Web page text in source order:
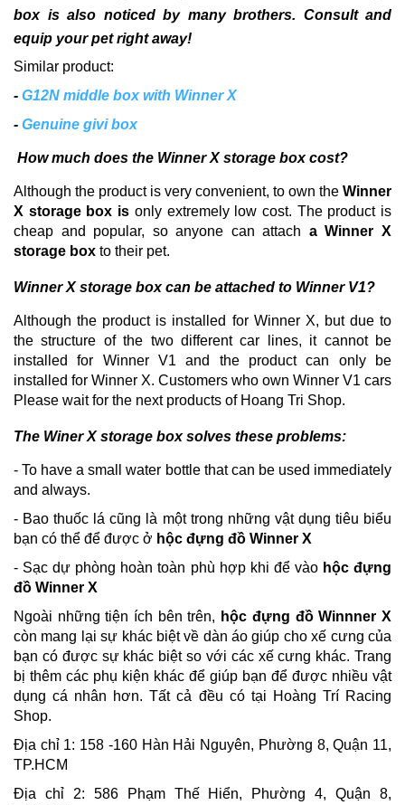
box is also noticed by many brothers. Consult and
equip your pet right away!
Similar product:
- G12N middle box with Winner X
- Genuine givi box
How much does the Winner X storage boxcost?
Although the product is very convenient, to own the Winner
X storage box is only extremely low cost. The product is
cheap and popular, so anyone can attach a Winner X
storage box to their pet.
Winner X storage box can be attached to Winner V1?
Although the product is installed for Winner X, but due to
the structure of the two different car lines, it cannot be
installed for Winner V1 and the product can only be
installed for Winner X. Customers who own Winner V1 cars
Please wait for the next products of Hoang Tri Shop.
The Winer X storage box solves these problems:
- To have a small water bottle that can be used immediately
and always.
- Bao thuốc lá cũng là một trong những vật dụng tiêu biểu
bạn có thể để được ở hộc đựng đồ Winner X
- Sạc dự phòng hoàn toàn phù hợp khi để vào hộc đựng
đồ Winner X
Ngoài những tiện ích bên trên, hộc đựng đồ Winnner X
còn mang lại sự khác biệt về dàn áo giúp cho xế cưng của
bạn có được sự khác biệt so với các xế cưng khác. Trang
bị thêm các phụ kiện khác để giúp bạn để được nhiều vật
dụng cá nhân hơn. Tất cả đều có tại Hoàng Trí Racing
Shop.
Địa chỉ 1: 158 -160 Hàn Hải Nguyên, Phường 8, Quận 11,
TP.HCM
Địa chỉ 2: 586 Phạm Thế Hiển, Phường 4, Quận 8,